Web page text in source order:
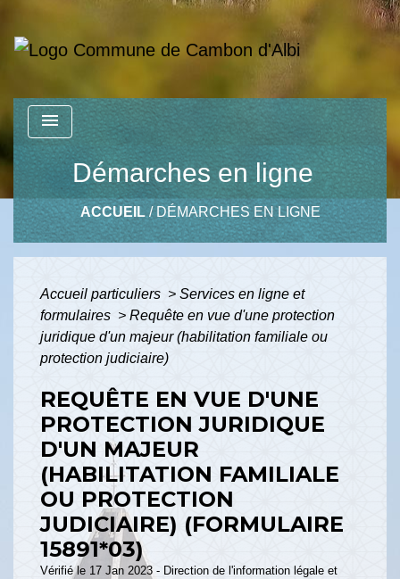
menu
Démarches en ligne
ACCUEIL/DÉMARCHES EN LIGNE
Accueil particuliers > Services en ligne et
formulaires > Requête en vue d'une protection
juridique d'un majeur (habilitation familiale ou
protection judiciaire)
REQUÊTE EN VUE D'UNE
PROTECTION JURIDIQUE
D'UN MAJEUR
(HABILITATION FAMILIALE
OU PROTECTION
JUDICIAIRE) (FORMULAIRE
15891*03)
Vérifié le 17 Jan 2023 - Direction de l'information légale et